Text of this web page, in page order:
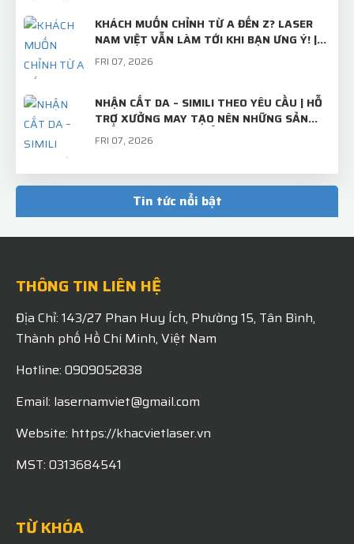
KHÁCH MUỐN CHỈNH TỪ A ĐẾN Z? LASER
NAM VIỆT VẪN LÀM TỚI KHI BẠN ƯNG Ý! |
TRÂM CÀI ÁO THIẾT KẾ RIÊNG
FRI 07, 2026
NHẬN CẮT DA – SIMILI THEO YÊU CẦU | HỖ
TRỢ XƯỞNG MAY TẠO NÊN NHỮNG SẢN
PHẨM CHỈN CHU, CHUẨN ĐẸP
FRI 07, 2026
TẤM INOX BÌNH THƯỜNG – KHI QUA TAY
LASER NAM VIỆT SẼ TRỞ THÀNH "BỘ MẶT"
CHUYÊN NGHIỆP CỦA THƯƠNG HIỆU!
MON 07, 2026
Tin tức nổi bật
THÔNG TIN LIÊN HỆ
Địa Chỉ: 143/27 Phan Huy Ích, Phường 15, Tân Bình,
Thành phố Hồ Chí Minh, Việt Nam
Hotline: 0909052838
Email: lasernamviet@gmail.com
Website: https://khacvietlaser.vn
MST: 0313684541
TỪ KHÓA